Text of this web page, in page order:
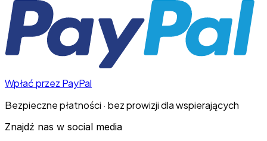
Wpłać przez PayPal
Bezpieczne płatności · bez prowizji dla wspierających
Znajdź nas w social media